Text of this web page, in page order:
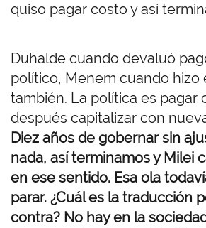
quiso pagar costo y así
Duhalde cuando devaluó
político, Menem cuando hizo
también. La política es pagar
después capitalizar con
Diez años de gobernar sin
nada, así terminamos y Milei
en ese sentido. Esa ola
parar. ¿Cuál es la traducción
contra? No hay en la